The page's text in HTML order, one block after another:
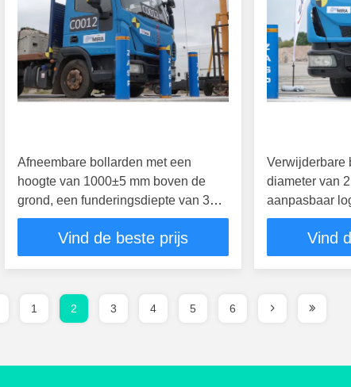
Afneembare bollarden met een
hoogte van 1000±5 mm boven de
grond, een funderingsdiepte van 350
mm en een dikte van 2 mm voor
verkeerscontrole met hoge
beveiliging
Vind de beste prijs
Verwijderbare
diameter van
aanpasbaar
Vind
1 2 3 4 5 6